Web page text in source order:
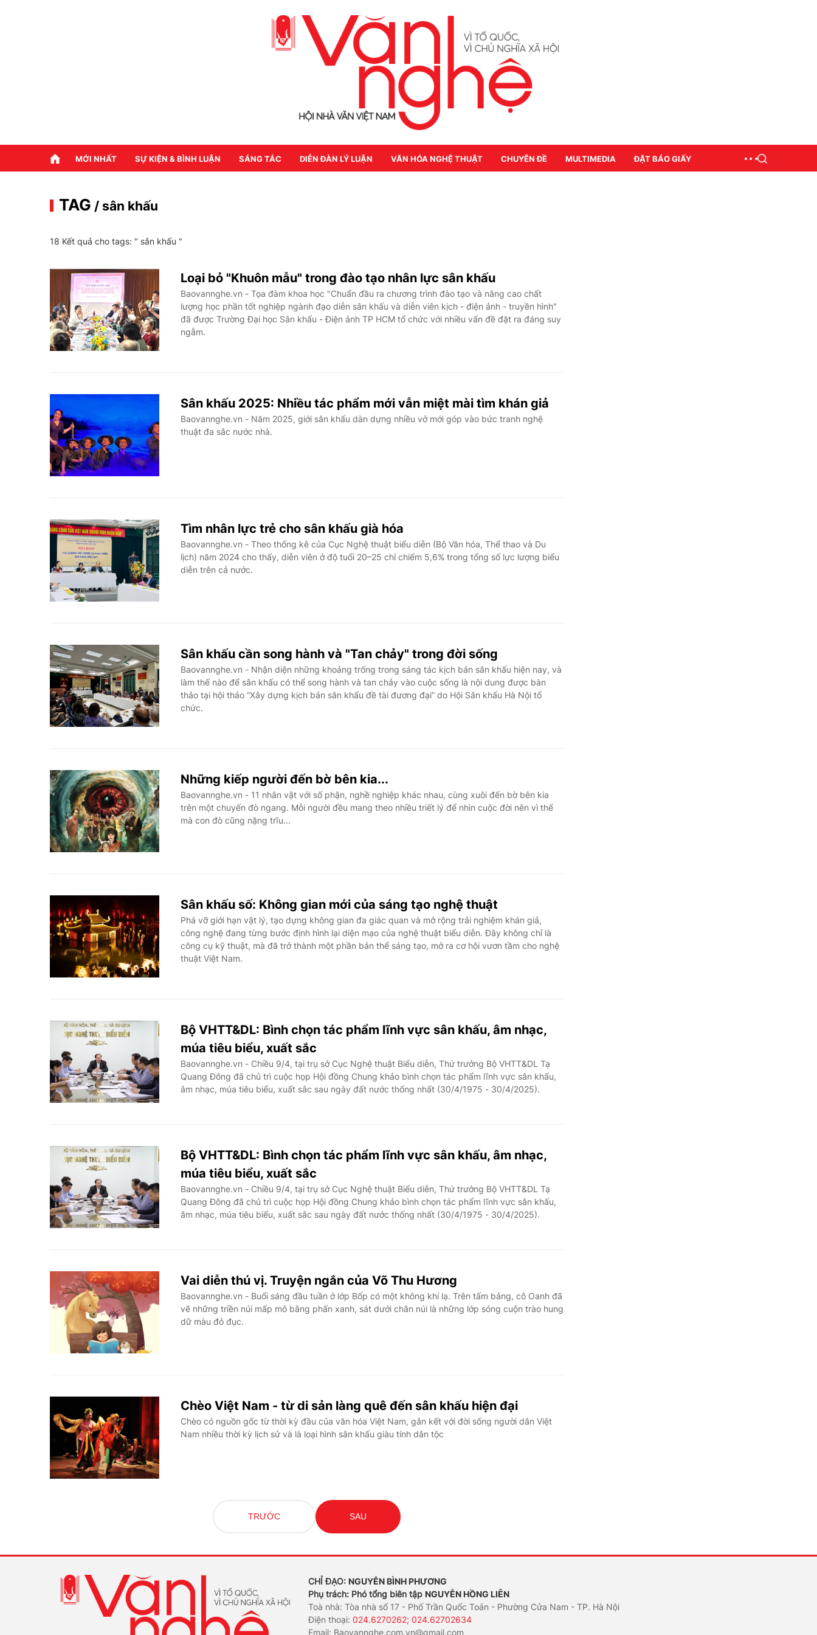
MỚI NHẤT SỰ KIỆN & BÌNH LUẬN SÁNG TÁC DIỄN ĐÀN LÝ LUẬN VĂN HÓA NGHỆ THUẬT CHUYÊN ĐỀ MULTIMEDIA ĐẶT BÁO GIẤY
TAG / sân khấu
18 Kết quả cho tags: " sân khấu "
Loại bỏ "Khuôn mẫu" trong đào tạo nhân lực sân khấu
Baovannghe.vn - Tọa đàm khoa học "Chuẩn đầu ra chương trình đào tạo và nâng cao chất
lượng học phần tốt nghiệp ngành đạo diễn sân khấu và diễn viên kịch - điện ảnh - truyền hình"
đã được Trường Đại học Sân khấu - Điện ảnh TP HCM tổ chức với nhiều vấn đề đặt ra đáng suy
ngẫm.
Sân khấu 2025: Nhiều tác phẩm mới vẫn miệt mài tìm khán giả
Baovannghe.vn - Năm 2025, giới sân khấu dàn dựng nhiều vở mới góp vào bức tranh nghệ
thuật đa sắc nước nhà.
Tìm nhân lực trẻ cho sân khấu già hóa
Baovannghe.vn - Theo thống kê của Cục Nghệ thuật biểu diễn (Bộ Văn hóa, Thể thao và Du
lịch) năm 2024 cho thấy, diễn viên ở độ tuổi 20–25 chỉ chiếm 5,6% trong tổng số lực lượng biểu
diễn trên cả nước.
Sân khấu cần song hành và "Tan chảy" trong đời sống
Baovannghe.vn - Nhận diện những khoảng trống trong sáng tác kịch bản sân khấu hiện nay, và
làm thế nào để sân khấu có thể song hành và tan chảy vào cuộc sống là nội dung được bàn
thảo tại hội thảo “Xây dựng kịch bản sân khấu đề tài đương đại” do Hội Sân khấu Hà Nội tổ
chức.
Những kiếp người đến bờ bên kia...
Baovannghe.vn - 11 nhân vật với số phận, nghề nghiệp khác nhau, cùng xuôi đến bờ bên kia
trên một chuyến đò ngang. Mỗi người đều mang theo nhiều triết lý để nhìn cuộc đời nên vì thế
mà con đò cũng nặng trĩu...
Sân khấu số: Không gian mới của sáng tạo nghệ thuật
Phá vỡ giới hạn vật lý, tạo dựng không gian đa giác quan và mở rộng trải nghiệm khán giả,
công nghệ đang từng bước định hình lại diện mạo của nghệ thuật biểu diễn. Đây không chỉ là
công cụ kỹ thuật, mà đã trở thành một phần bản thể sáng tạo, mở ra cơ hội vươn tầm cho nghệ
thuật Việt Nam.
Bộ VHTT&DL: Bình chọn tác phẩm lĩnh vực sân khấu, âm nhạc,
múa tiêu biểu, xuất sắc
Baovannghe.vn - Chiều 9/4, tại trụ sở Cục Nghệ thuật Biểu diễn, Thứ trưởng Bộ VHTT&DL Tạ
Quang Đông đã chủ trì cuộc họp Hội đồng Chung khảo bình chọn tác phẩm lĩnh vực sân khấu,
âm nhạc, múa tiêu biểu, xuất sắc sau ngày đất nước thống nhất (30/4/1975 - 30/4/2025).
Bộ VHTT&DL: Bình chọn tác phẩm lĩnh vực sân khấu, âm nhạc,
múa tiêu biểu, xuất sắc
Baovannghe.vn - Chiều 9/4, tại trụ sở Cục Nghệ thuật Biểu diễn, Thứ trưởng Bộ VHTT&DL Tạ
Quang Đông đã chủ trì cuộc họp Hội đồng Chung khảo bình chọn tác phẩm lĩnh vực sân khấu,
âm nhạc, múa tiêu biểu, xuất sắc sau ngày đất nước thống nhất (30/4/1975 - 30/4/2025).
Vai diễn thú vị. Truyện ngắn của Võ Thu Hương
Baovannghe.vn - Buổi sáng đầu tuần ở lớp Bốp có một không khí lạ. Trên tấm bảng, cô Oanh đã
vẽ những triền núi mấp mô bằng phấn xanh, sát dưới chân núi là những lớp sóng cuộn trào hung
dữ màu đỏ đục.
Chèo Việt Nam - từ di sản làng quê đến sân khấu hiện đại
Chèo có nguồn gốc từ thời kỳ đầu của văn hóa Việt Nam, gắn kết với đời sống người dân Việt
Nam nhiều thời kỳ lịch sử và là loại hình sân khấu giàu tính dân tộc
TRƯỚC SAU
CHỈ ĐẠO: NGUYỄN BÌNH PHƯƠNG
Phụ trách: Phó tổng biên tập NGUYỄN HỒNG LIÊN
Toà nhà: Tòa nhà số 17 - Phố Trần Quốc Toản - Phường Cửa Nam - TP. Hà Nội
Điện thoại: 024.6270262; 024.62702634
Email: Baovannghe.com.vn@gmail.com